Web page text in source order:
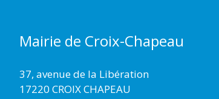
Mairie de Croix-Chapeau
37, avenue de la Libération
17220 CROIX CHAPEAU